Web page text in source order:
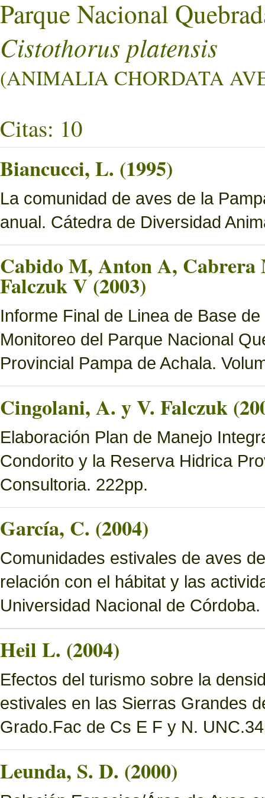
Parque Nacional
Cistothorus platensis
(ANIMALIA CHORDATA
Citas: 10
Biancucci, L. (1995)
La comunidad de aves de la
anual. Cátedra de Diversidad
Cabido M, Anton A,
Falczuk V (2003)
Informe Final de Linea de Base
Monitoreo del Parque Nacional
Provincial Pampa de Achala.
Cingolani, A. y V. Falczuk
Elaboración Plan de Manejo
Condorito y la Reserva Hidrica
Consultoria. 222pp.
García, C. (2004)
Comunidades estivales de aves
relación con el hábitat y las
Universidad Nacional de
Heil L. (2004)
Efectos del turismo sobre la
estivales en las Sierras Grandes
Grado.Fac de Cs E F y N.
Leunda, S. D. (2000)